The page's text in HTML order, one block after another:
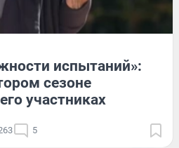
испытаний»:
сезоне
участниках
5